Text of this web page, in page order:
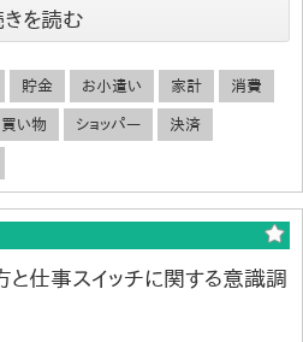
を読む
貯金 お小遣い 家計 消費
買い物 ショッパー 決済
と仕事スイッチに関する意識調